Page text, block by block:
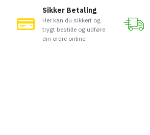
Sikker Betaling
Her kan du sikkert og
trygt bestille og udføre
din ordre online.